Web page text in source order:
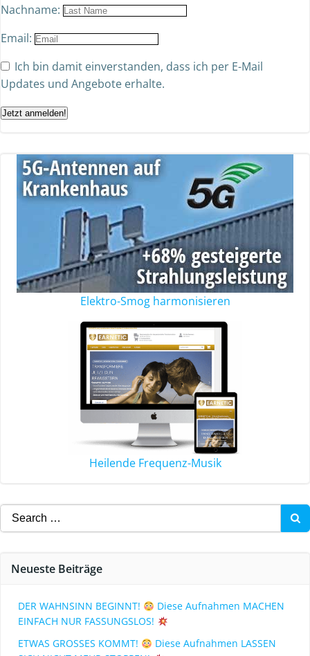
Nachname:
Email:
Ich bin damit einverstanden, dass ich per E-Mail
Updates und Angebote erhalte.
Jetzt anmelden!
Elektro-Smog harmonisieren
Heilende Frequenz-Musik
Neueste Beiträge
DER WAHNSINN BEGINNT!
Diese Aufnahmen MACHEN
EINFACH NUR FASSUNGSLOS!
ETWAS GROSSES KOMMT!
Diese Aufnahmen LASSEN